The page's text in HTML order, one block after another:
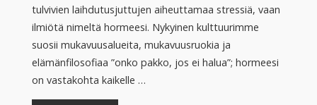
tulvivien laihdutusjuttujen aiheuttamaa stressiä, vaan
ilmiötä nimeltä hormeesi. Nykyinen kulttuurimme
suosii mukavuusalueita, mukavuusruokia ja
elämänfilosofiaa ”onko pakko, jos ei halua”; hormeesi
on vastakohta kaikelle …